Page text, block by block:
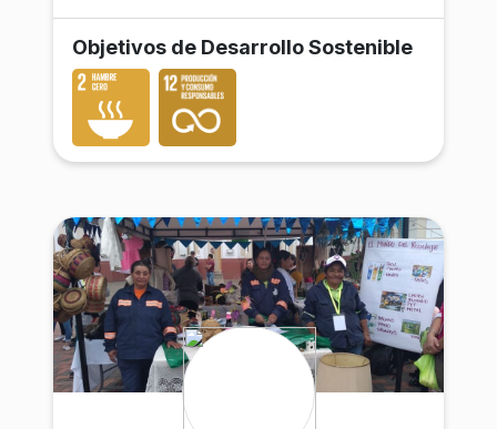
Objetivos de Desarrollo Sostenible